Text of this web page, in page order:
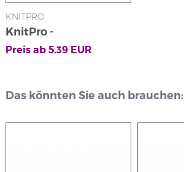
KNITPRO
KnitPro -
Maschenhalter
Preis ab 5.39EUR
Das könnten Sie auch brauchen: